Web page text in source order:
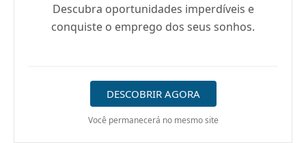
Descubra oportunidades imperdíveis e
conquiste o emprego dos seus sonhos.
DESCOBRIR AGORA
Você permanecerá no mesmo site